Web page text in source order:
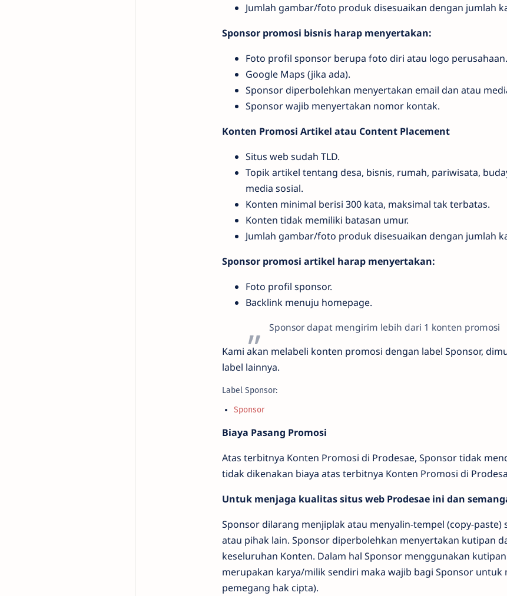
Jumlah gambar/foto produk disesuaikan dengan jumlah
Sponsor promosi bisnis harap menyertakan:
Foto profil sponsor berupa foto diri atau logo perusahaan.
Google Maps (jika ada).
Sponsor diperbolehkan menyertakan email dan atau
Sponsor wajib menyertakan nomor kontak.
Konten Promosi Artikel atau Content Placement
Situs web sudah TLD.
Topik artikel tentang desa, bisnis, rumah, pariwisata,
media sosial.
Konten minimal berisi 300 kata, maksimal tak terbatas.
Konten tidak memiliki batasan umur.
Jumlah gambar/foto produk disesuaikan dengan jumlah
Sponsor promosi artikel harap menyertakan:
Foto profil sponsor.
Backlink menuju homepage.
Sponsor dapat mengirim lebih dari 1 konten promosi
Kami akan melabeli konten promosi dengan label Sponsor,
label lainnya.
Label Sponsor:
Sponsor
Biaya Pasang Promosi
Atas terbitnya Konten Promosi di Prodesae, Sponsor tidak
tidak dikenakan biaya atas terbitnya Konten Promosi di
Untuk menjaga kualitas situs web Prodesae ini dan
Sponsor dilarang menjiplak atau menyalin-tempel (copy-
atau pihak lain. Sponsor diperbolehkan menyertakan kutipan
keseluruhan Konten. Dalam hal Sponsor menggunakan
merupakan karya/milik sendiri maka wajib bagi Sponsor
pemegang hak cipta).